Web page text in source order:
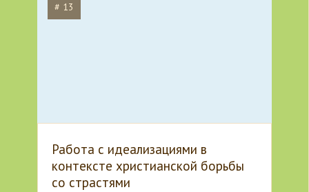
# 13
Работа с идеализациями в
контексте христианской борьбы
со страстями